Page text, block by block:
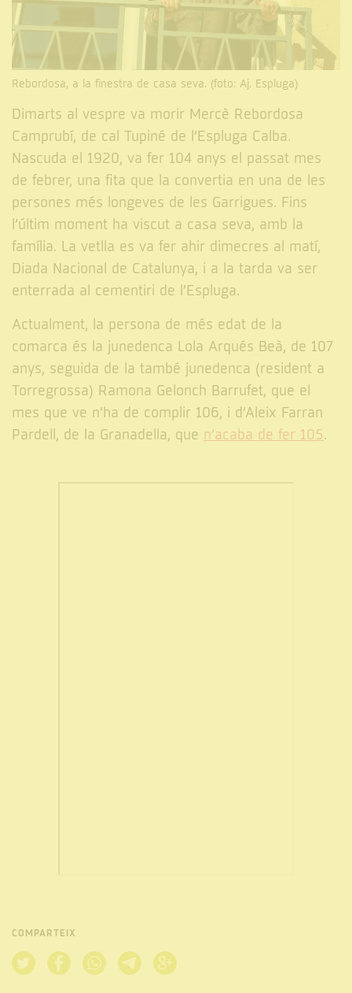
Rebordosa, a la finestra de casa seva. (foto: Aj. Espluga)
Dimarts al vespre va morir Mercè Rebordosa
Camprubí, de cal Tupiné de l’Espluga Calba.
Nascuda el 1920, va fer 104 anys el passat mes
de febrer, una fita que la convertia en una de les
persones més longeves de les Garrigues. Fins
l’últim moment ha viscut a casa seva, amb la
família. La vetlla es va fer ahir dimecres al matí,
Diada Nacional de Catalunya, i a la tarda va ser
enterrada al cementiri de l’Espluga.
Actualment, la persona de més edat de la
comarca és la junedenca Lola Arqués Beà, de 107
anys, seguida de la també junedenca (resident a
Torregrossa) Ramona Gelonch Barrufet, que el
mes que ve n’ha de complir 106, i d’Aleix Farran
Pardell, de la Granadella, que n’acaba de fer 105.
COMPARTEIX